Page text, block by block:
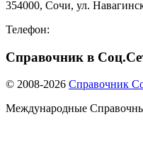
354000, Сочи, ул.
Телефон:
Справочник в
© 2008-2026 Справочник
Международные